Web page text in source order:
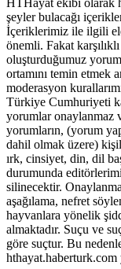
HTHayat ekibi olarak
şeyler bulacağı
İçeriklerimiz ile ilgili
önemli. Fakat
oluşturduğumuz yorum
ortamını temin etmek
moderasyon
Türkiye Cumhuriyeti
yorumlar onaylanmaz
yorumların, (yorum
dahil olmak üzere)
ırk, cinsiyet, din, dil
durumunda
silinecektir.
aşağılama, nefret
hayvanlara yönelik
almaktadır. Suçu ve
göre suçtur. Bu
hthayat.haberturk.com